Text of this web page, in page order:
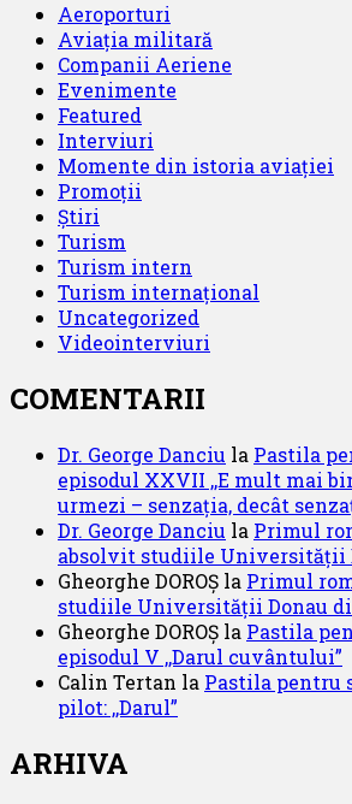
Aeroporturi
Aviația militară
Companii Aeriene
Evenimente
Featured
Interviuri
Momente din istoria aviației
Promoții
Știri
Turism
Turism intern
Turism internațional
Uncategorized
Videointerviuri
COMENTARII
Dr. George Danciu la Pastila
episodul XXVII ,,E mult mai
urmezi – senzația, decât
Dr. George Danciu la Primul
absolvit studiile Universității
Gheorghe DOROȘ la Primul
studiile Universității Donau
Gheorghe DOROȘ la Pastila
episodul V ,,Darul cuvântului”
Calin Tertan la Pastila pentru
pilot: ,,Darul”
ARHIVA